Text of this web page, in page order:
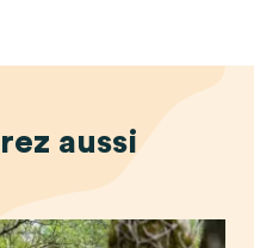
aussi